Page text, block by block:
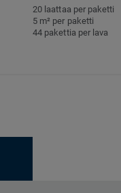
20 laattaa per paketti
5 m² per paketti
44 pakettia per lava